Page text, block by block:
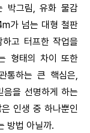
박그림, 유화 물감
가 넘는 대형 철판
고 터프한 작업을
형태의 차이 또한
통하는 큰 핵심은,
을 선명하게 하는
인생 중 하나뿐인
방법 아닐까.